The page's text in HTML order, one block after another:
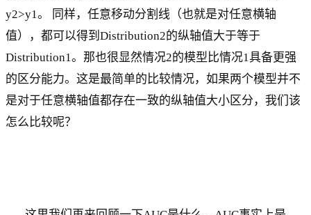
y2>y1。 同样，任意移动分割线（也就是对任意横轴
值），都可以得到Distribution2的纵轴值大于等于
Distribution1。那也很显然情况2的模型比情况1具备更强
的区分能力。这是最简单的比较情况，如果两个模型并不
是对于任意横轴值都存在一致的纵轴值大小区分，我们该
怎么比较呢？